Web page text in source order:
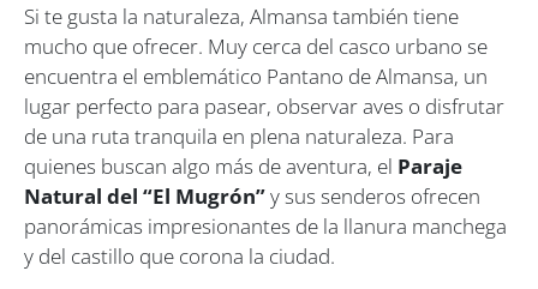
Si te gusta la naturaleza, Almansa también tiene
mucho que ofrecer. Muy cerca del casco urbano se
encuentra el emblemático Pantano de Almansa, un
lugar perfecto para pasear, observar aves o disfrutar
de una ruta tranquila en plena naturaleza. Para
quienes buscan algo más de aventura, el Paraje
Natural del “El Mugrón”y sus senderos ofrecen
panorámicas impresionantes de la llanura manchega
y del castillo que corona la ciudad.